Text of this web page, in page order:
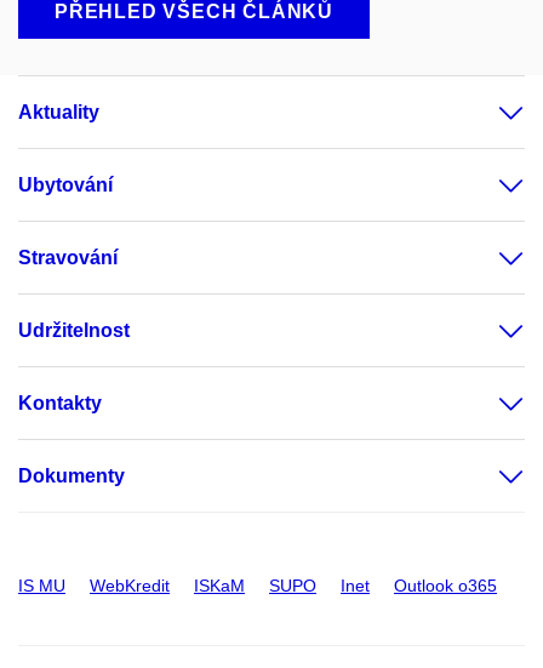
PŘEHLED VŠECH ČLÁNKŮ
Aktuality
Ubytování
Stravování
Udržitelnost
Kontakty
Dokumenty
IS MU WebKredit ISKaM SUPO Inet Outlook o365